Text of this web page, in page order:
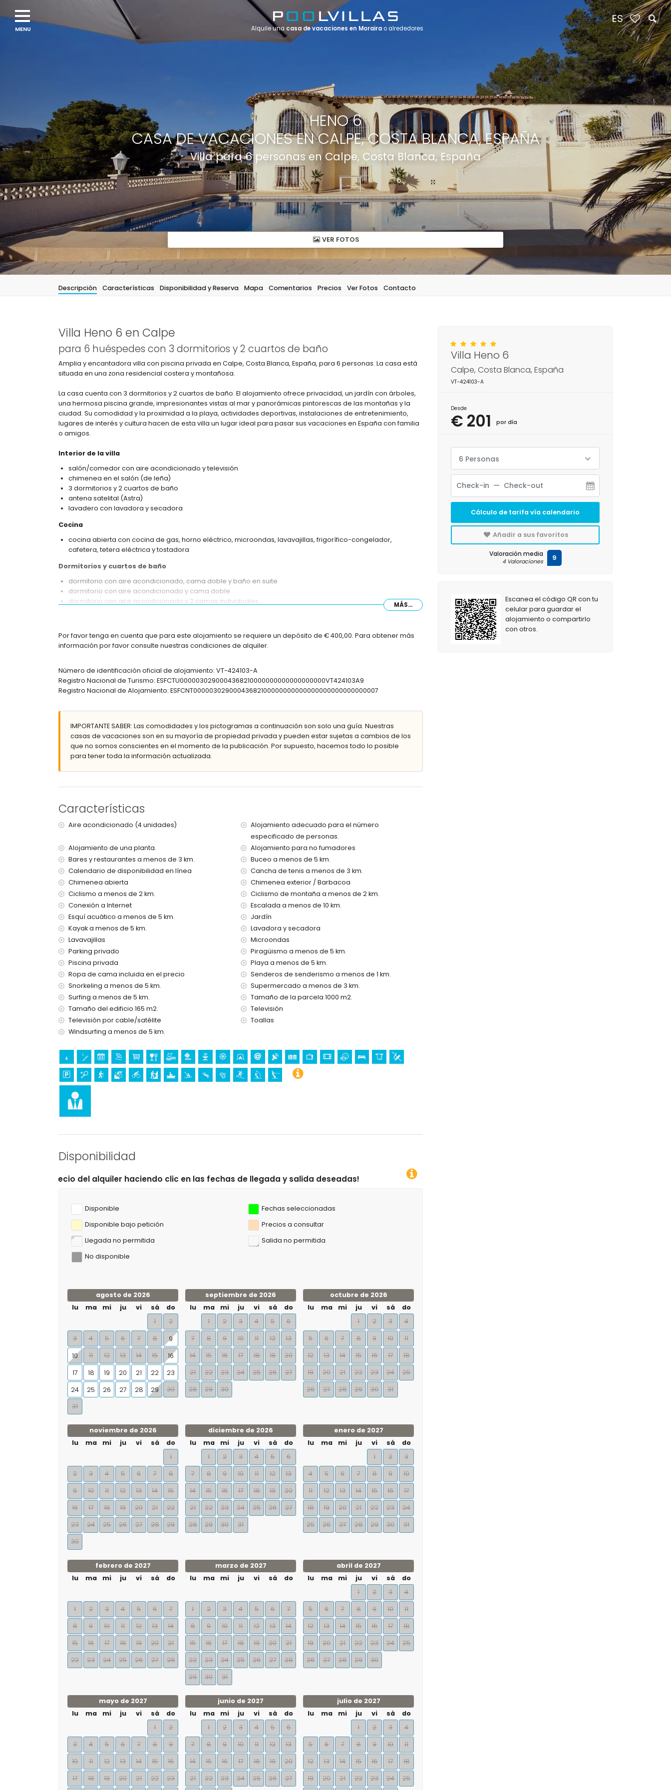
HENO 6
CASA DE VACACIONES EN CALPE, COSTA BLANCA, ESPAÑA
Villa para 6 personas en Calpe, Costa Blanca, España
VER FOTOS
Descripción Características Disponibilidad y Reserva Mapa Comentarios Precios Ver Fotos Contacto
Villa Heno 6 en Calpe
para 6 huéspedes con 3 dormitorios y 2 cuartos de baño
Amplia y encantadora villa con piscina privada en Calpe, Costa Blanca, España, para 6 personas. La casa está
situada en una zona residencial costera y montañosa.
La casa cuenta con 3 dormitorios y 2 cuartos de baño. El alojamiento ofrece privacidad, un jardín con árboles,
una hermosa piscina grande, impresionantes vistas al mar y panorámicas pintorescas de las montañas y la
ciudad. Su comodidad y la proximidad a la playa, actividades deportivas, instalaciones de entretenimiento,
lugares de interés y cultura hacen de esta villa un lugar ideal para pasar sus vacaciones en España con familia
o amigos.
Interior de la villa
salón/comedor con aire acondicionado y televisión
chimenea en el salón (de leña)
3 dormitorios y 2 cuartos de baño
antena satelital (Astra)
lavadero con lavadora y secadora
Cocina
cocina abierta con cocina de gas, horno eléctrico, microondas, lavavajillas, frigorífico-congelador,
cafetera, tetera eléctrica y tostadora
Dormitorios y cuartos de baño
dormitorio con aire acondicionado, cama doble y baño en suite
dormitorio con aire acondicionado y cama doble
dormitorio con aire acondicionado y 2 camas individuales
Exterior de la villa
parcela cerrada
jardín con árboles y muebles de jardín con tumbonas
3 terrazas
barbacoa
zona de estar exterior y zona de comedor exterior
5 plazas de aparcamiento privadas y cerradas
Más información
pueblo más cercano: Calpe (a menos de 5 kilómetros de la villa)
puerto más cercano: Calpe (a menos de 5 kilómetros de la villa)
no se permite fumar
no se permiten mascotas
El alojamiento es muy adecuado para familias con niños
Servicios e instalaciones incluidos en el precio de alquiler de la villa
aspiradora y plancha y tabla de planchar
ropa de cama y toallas
con aire acondicionado
Entretenimiento y actividades de ocio para sus vacaciones en Calpe, Costa Blanca
cine, discoteca, bar, paseo marítimo y parque de atracciones (Family Park Calpe) (a menos de 5 kilómetros
de la casa)
parque temático (Terra Mítica), zoológico (Terra Natura y Mundo Mar) (a menos de 10 kilómetros de la casa)
Lugares de interés y cultura en Calpe, Costa Blanca
ruinas (Baños de la Reina (Calpe)) (a menos de 5 kilómetros del alojamiento)
castillo (Moraira y Cap d'Or (Moraira)) y edificio arquitectónico (Catedral La Marina (Benissa)) (a menos de
10 kilómetros del alojamiento)
Deportes
senderismo (a menos de 1000 metros de la villa)
tenis, ciclismo de montaña, ciclismo, piragüismo, kayak, buceo, snorkel, surf, windsurf y esquí acuático (a
golf (San Jaime), equitación y escalada (a menos de 10 kilómetros de la villa)
MÁS...
Por favor tenga en cuenta que para este alojamiento se requiere un depósito de € 400,00. Para obtener más
información por favor consulte nuestras condiciones de alquiler.
Número de identificación oficial de alojamiento: VT-424103-A
Registro Nacional de Turismo: ESFCTU0000030290004368210000000000000000000VT424103A9
Registro Nacional de Alojamiento: ESFCNT00000302900043682100000000000000000000000000007
IMPORTANTE SABER: Las comodidades y los pictogramas a continuación son solo una guía. Nuestras
casas de vacaciones son en su mayoría de propiedad privada y pueden estar sujetas a cambios de los
que no somos conscientes en el momento de la publicación. Por supuesto, hacemos todo lo posible
para tener toda la información actualizada.
Características
Aire acondicionado (4 unidades)
Alojamiento adecuado para el número
especificado de personas.
Alojamiento de una planta.
Alojamiento para no fumadores
Bares y restaurantes a menos de 3 km.
Buceo a menos de 5 km.
Calendario de disponibilidad en línea
Cancha de tenis a menos de 3 km.
Chimenea abierta
Chimenea exterior / Barbacoa
Ciclismo a menos de 2 km.
Ciclismo de montaña a menos de 2 km.
Conexión a Internet
Escalada a menos de 10 km.
Esquí acuático a menos de 5 km.
Jardín
Kayak a menos de 5 km.
Lavadora y secadora
Lavavajillas
Microondas
Parking privado
Piragüismo a menos de 5 km.
Piscina privada
Playa a menos de 5 km.
Ropa de cama incluida en el precio
Senderos de senderismo a menos de 1 km.
Snorkeling a menos de 5 km.
Supermercado a menos de 3 km.
Surfing a menos de 5 km.
Tamaño de la parcela 1000 m2.
Tamaño del edificio 165 m2.
Televisión
Televisión por cable/satélite
Toallas
Windsurfing a menos de 5 km.
Disponibilidad
alquiler haciendo clic en las fechas de llegada y salida deseadas!
Disponible
Fechas seleccionadas
Disponible bajo petición
Precios a consultar
Llegada no permitida
Salida no permitida
No disponible
agosto de 2026
lu
ma mi ju vi sá
do
1
2
3
4 5 6 7 8
9
10
11 12 13 14 15
16
17
18 19 20 21 22
23
24
25 26 27 28 29
30
31
septiembre de 2026
lu
ma mi ju vi sá
do
1
2 3 4 5
6
7
8 9 10 11 12
13
14
15 16 17 18 19
20
21
22 23 24 25 26
27
28
29 30
octubre de 2026
lu
ma mi ju vi sá
do
1
2 3
4
5
6 7 8 9 10
11
12
13 14 15 16 17
18
19
20 21 22 23 24
25
26
27 28 29 30 31
noviembre de 2026
lu
ma mi ju vi sá
do
1
2
3 4 5 6 7
8
9
10 11 12 13 14
15
16
17 18 19 20 21
22
23
24 25 26 27 28
29
30
diciembre de 2026
lu
ma mi ju vi sá
do
1
2 3 4 5
6
7
8 9 10 11 12
13
14
15 16 17 18 19
20
21
22 23 24 25 26
27
28
29 30 31
enero de 2027
lu
ma mi ju vi sá
do
1
2
3
4
5 6 7 8 9
10
11
12 13 14 15 16
17
18
19 20 21 22 23
24
25
26 27 28 29 30 31
febrero de 2027
lu
ma mi ju vi sá do
1 2 3 4 5 6
7
8
9 10 11 12 13
14
15
16 17 18 19 20
21
22
23 24 25 26 27 28
marzo de 2027
lu
ma mi ju vi sá do
1 2 3 4 5 6
7
8
9 10 11 12 13
14
15
16 17 18 19 20
21
22
23 24 25 26 27
28
29
30 31
abril de 2027
lu
ma mi ju vi sá
do
1
2 3
4
5
6 7 8 9 10
11
12
13 14 15 16 17
18
19
20 21 22 23 24
25
26
27 28 29 30
mayo de 2027
lu
ma mi ju vi sá
do
1
2
3
4 5 6 7 8
9
10
11 12 13 14 15
16
17
18 19 20 21 22 23
junio de 2027
lu
ma mi ju vi sá
do
1
2 3 4 5
6
7
8 9 10 11 12
13
14
15 16 17 18 19
20
21
22 23 24 25 26 27
julio de 2027
lu
ma mi ju vi sá
do
1
2 3
4
5
6 7 8 9 10
11
12
13 14 15 16 17
18
19
20 21 22 23 24 25
Villa Heno 6
Calpe, Costa Blanca, España
VT-424103-A
Desde
€ 201 por día
6 Personas
Cálculo de tarifa vía calendario
Añadir a sus favoritos
Valoración media
4 Valoraciones 9
Escanea el código QR con tu
celular para guardar el
alojamiento o compartirlo
con otros.
Alquile una casa de vacaciones en Morairao alrededores
ES